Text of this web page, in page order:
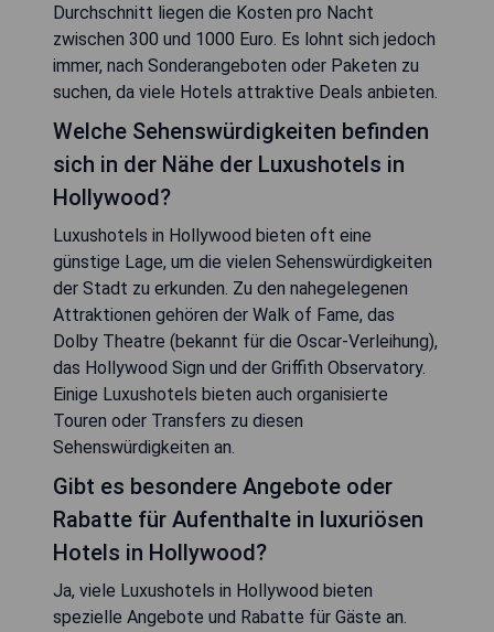
Durchschnitt liegen die Kosten pro Nacht
zwischen 300 und 1000 Euro. Es lohnt sich jedoch
immer, nach Sonderangeboten oder Paketen zu
suchen, da viele Hotels attraktive Deals anbieten.
Welche Sehenswürdigkeiten befinden
sich in der Nähe der Luxushotels in
Hollywood?
Luxushotels in Hollywood bieten oft eine
günstige Lage, um die vielen Sehenswürdigkeiten
der Stadt zu erkunden. Zu den nahegelegenen
Attraktionen gehören der Walk of Fame, das
Dolby Theatre (bekannt für die Oscar-Verleihung),
das Hollywood Sign und der Griffith Observatory.
Einige Luxushotels bieten auch organisierte
Touren oder Transfers zu diesen
Sehenswürdigkeiten an.
Gibt es besondere Angebote oder
Rabatte für Aufenthalte in luxuriösen
Hotels in Hollywood?
Ja, viele Luxushotels in Hollywood bieten
spezielle Angebote und Rabatte für Gäste an.